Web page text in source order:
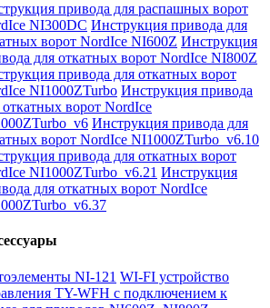
привода для распашных ворот
NI300DC Инструкция привода для
ворот NordIce NI600Z Инструкция
для откатных ворот NordIce NI800Z
привода для откатных ворот
NI1000ZTurbo Инструкция привода
откатных ворот NordIce
Инструкция привода для
ворот NordIce NI1000ZTurbo_v6.10
привода для откатных ворот
NI1000ZTurbo_v6.21 Инструкция
для откатных ворот NordIce
NI-121 WI-FI устройство
TY-WFH с подключением к